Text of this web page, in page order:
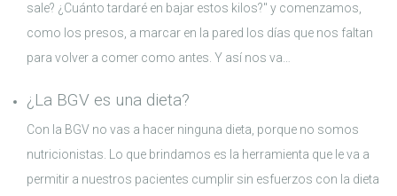
sale? ¿Cuánto tardaré en bajar estos kilos?" y comenzamos,
como los presos, a marcar en la pared los días que nos faltan
para volver a comer como antes. Y así nos va…
¿La BGV es una dieta?
Con la BGV no vas a hacer ninguna dieta, porque no somos
nutricionistas. Lo que brindamos es la herramienta que le va a
permitir a nuestros pacientes cumplir sin esfuerzos con la dieta